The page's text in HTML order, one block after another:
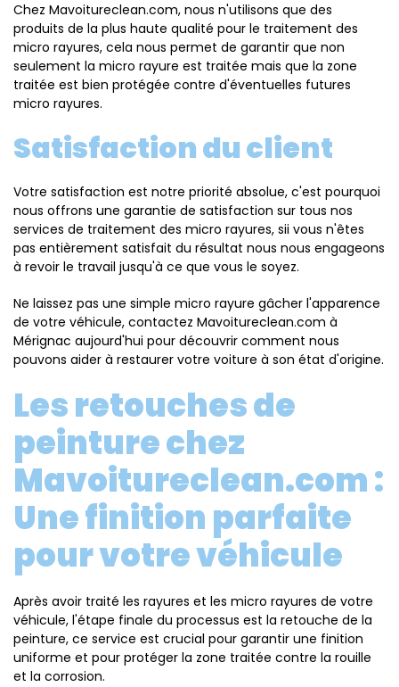
Chez Mavoitureclean.com, nous n'utilisons que des
produits de la plus haute qualité pour le traitement des
micro rayures, cela nous permet de garantir que non
seulement la micro rayure est traitée mais que la zone
traitée est bien protégée contre d'éventuelles futures
micro rayures.
Satisfaction du client
Votre satisfaction est notre priorité absolue, c'est pourquoi
nous offrons une garantie de satisfaction sur tous nos
services de traitement des micro rayures, sii vous n'êtes
pas entièrement satisfait du résultat nous nous engageons
à revoir le travail jusqu'à ce que vous le soyez.
Ne laissez pas une simple micro rayure gâcher l'apparence
de votre véhicule, contactez Mavoitureclean.com à
Mérignac aujourd'hui pour découvrir comment nous
pouvons aider à restaurer votre voiture à son état d'origine.
Les retouches de
peinture chez
Mavoitureclean.com :
Une finition parfaite
pour votre véhicule
Après avoir traité les rayures et les micro rayures de votre
véhicule, l'étape finale du processus est la retouche de la
peinture, ce service est crucial pour garantir une finition
uniforme et pour protéger la zone traitée contre la rouille
et la corrosion.